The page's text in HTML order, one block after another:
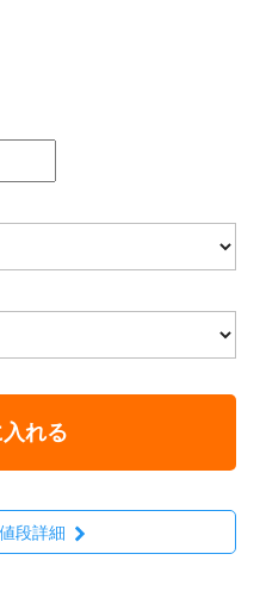
れる
段詳細